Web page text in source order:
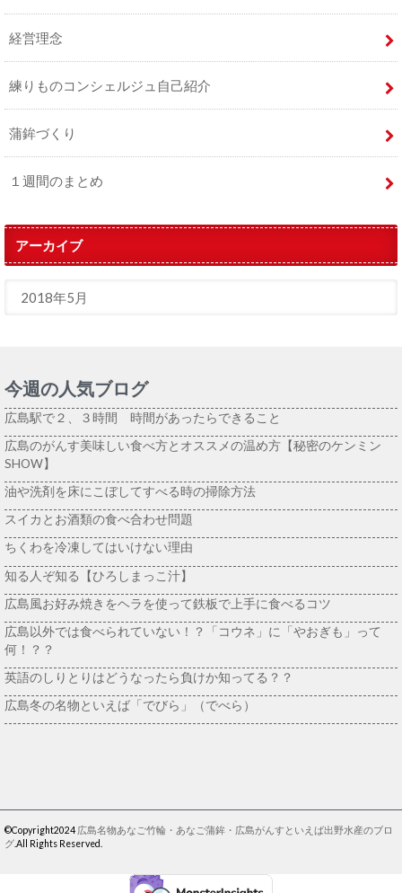
経営理念
練りものコンシェルジュ自己紹介
蒲鉾づくり
１週間のまとめ
アーカイブ
今週の人気ブログ
広島駅で２、３時間 時間があったらできること
広島のがんす美味しい食べ方とオススメの温め方【秘密のケンミン
SHOW】
油や洗剤を床にこぼしてすべる時の掃除方法
スイカとお酒類の食べ合わせ問題
ちくわを冷凍してはいけない理由
知る人ぞ知る【ひろしまっこ汁】
広島風お好み焼きをヘラを使って鉄板で上手に食べるコツ
広島以外では食べられていない！？「コウネ」に「やおぎも」って
何！？？
英語のしりとりはどうなったら負けか知ってる？？
広島冬の名物といえば「でびら」（でべら）
©Copyright2024 広島名物あなご竹輪・あなご蒲鉾・広島がんすといえば出野水産のブロ
グ.All Rights Reserved.